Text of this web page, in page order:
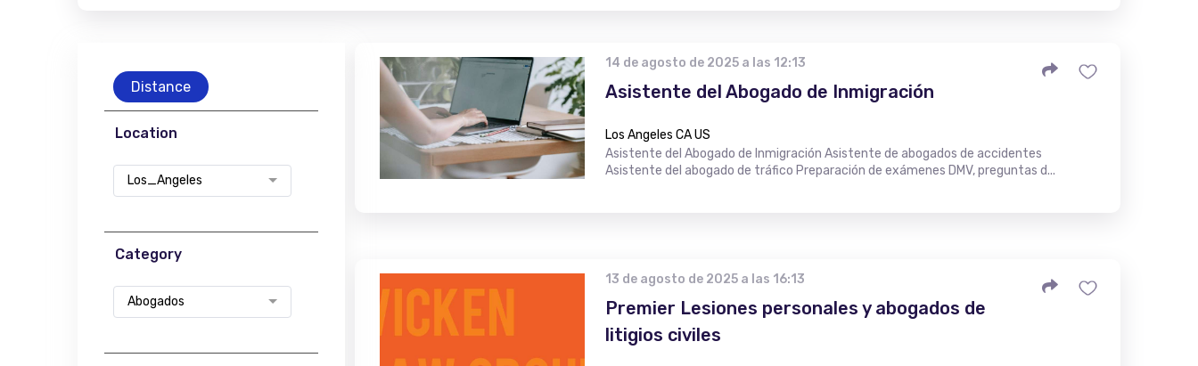
Distance
Location
Los_Angeles
Category
Abogados
14 de agosto de 2025 a las 12:13
Asistente del Abogado de Inmigración
Los Angeles CA US
Asistente del Abogado de Inmigración Asistente de abogados de accidentes
Asistente del abogado de tráfico Preparación de exámenes DMV, preguntas d...
13 de agosto de 2025 a las 16:13
Premier Lesiones personales y abogados de
litigios civiles